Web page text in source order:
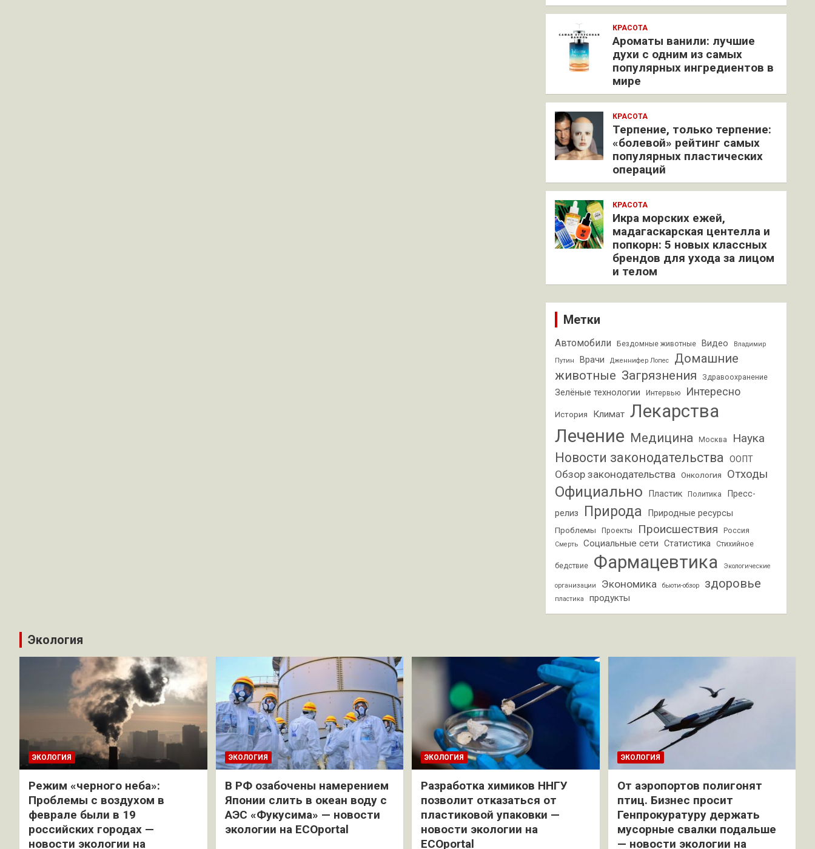
КРАСОТА
Ароматы ванили: лучшие
духи с одним из самых
популярных ингредиентов в
мире
КРАСОТА
Терпение, только терпение:
«болевой» рейтинг самых
популярных пластических
операций
КРАСОТА
Икра морских ежей,
мадагаскарская центелла и
попкорн: 5 новых классных
брендов для ухода за лицом
и телом
Метки
Автомобили Бездомные животные Видео Владимир
Путин Врачи Дженнифер Лопес
Домашние
животные Загрязнения Здравоохранение
Зелёные технологии Интервью Интересно
История Климат Лекарства
Лечение Медицина Москва Наука
Новости законодательства ООПТ
Обзор законодательства Онкология Отходы
Официально Пластик Политика
Пресс-
релиз
Природа Природные ресурсы
Проблемы Проекты Происшествия Россия
Смерть Социальные сети Статистика Стихийное
бедствие Фармацевтика Экологические
организации Экономика бьюти-обзор здоровье
пластика продукты
Экология
ЭКОЛОГИЯ
Режим «черного неба»:
Проблемы с воздухом в
феврале были в 19
российских городах —
новости экологии на
ЭКОЛОГИЯ
В РФ озабочены намерением
Японии слить в океан воду с
АЭС «Фукусима» — новости
экологии на ECOportal
ЭКОЛОГИЯ
Разработка химиков ННГУ
позволит отказаться от
пластиковой упаковки —
новости экологии на
ECOportal
ЭКОЛОГИЯ
От аэропортов полигонят
птиц. Бизнес просит
Генпрокуратуру держать
мусорные свалки подальше
— новости экологии на